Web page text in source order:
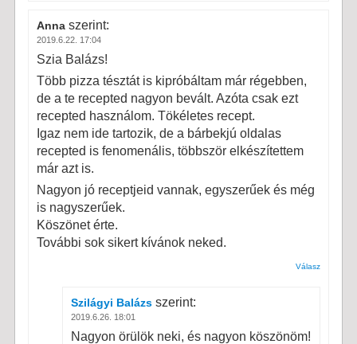
Anna szerint:
2019.6.22. 17:04
Szia Balázs!
Több pizza tésztát is kipróbáltam már régebben,
de a te recepted nagyon bevált. Azóta csak ezt
recepted használom. Tökéletes recept.
Igaz nem ide tartozik, de a bárbekjú oldalas
recepted is fenomenális, többször elkészítettem
már azt is.
Nagyon jó receptjeid vannak, egyszerűek és még
is nagyszerűek.
Köszönet érte.
További sok sikert kívánok neked.
Válasz
Szilágyi Balázs szerint:
2019.6.26. 18:01
Nagyon örülök neki, és nagyon köszönöm!